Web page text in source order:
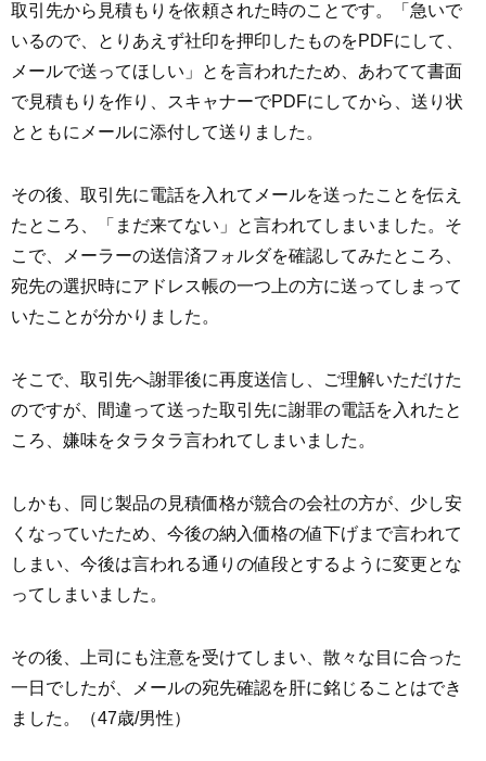
取引先から見積もりを依頼された時のことです。「急いで
いるので、とりあえず社印を押印したものをPDFにして、
メールで送ってほしい」とを言われたため、あわてて書面
で見積もりを作り、スキャナーでPDFにしてから、送り状
とともにメールに添付して送りました。
その後、取引先に電話を入れてメールを送ったことを伝え
たところ、「まだ来てない」と言われてしまいました。そ
こで、メーラーの送信済フォルダを確認してみたところ、
宛先の選択時にアドレス帳の一つ上の方に送ってしまって
いたことが分かりました。
そこで、取引先へ謝罪後に再度送信し、ご理解いただけた
のですが、間違って送った取引先に謝罪の電話を入れたと
ころ、嫌味をタラタラ言われてしまいました。
しかも、同じ製品の見積価格が競合の会社の方が、少し安
くなっていたため、今後の納入価格の値下げまで言われて
しまい、今後は言われる通りの値段とするように変更とな
ってしまいました。
その後、上司にも注意を受けてしまい、散々な目に合った
一日でしたが、メールの宛先確認を肝に銘じることはでき
ました。（47歳/男性）